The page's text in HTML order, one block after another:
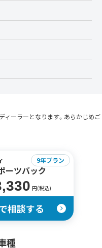
ィーラーとなります。あらかじめご
ーツバック
円(税込)
9年プラン
相談する
種